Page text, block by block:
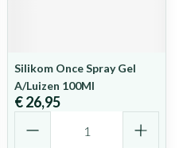
Silikom Once Spray Gel
A/Luizen 100Ml
€ 26,95